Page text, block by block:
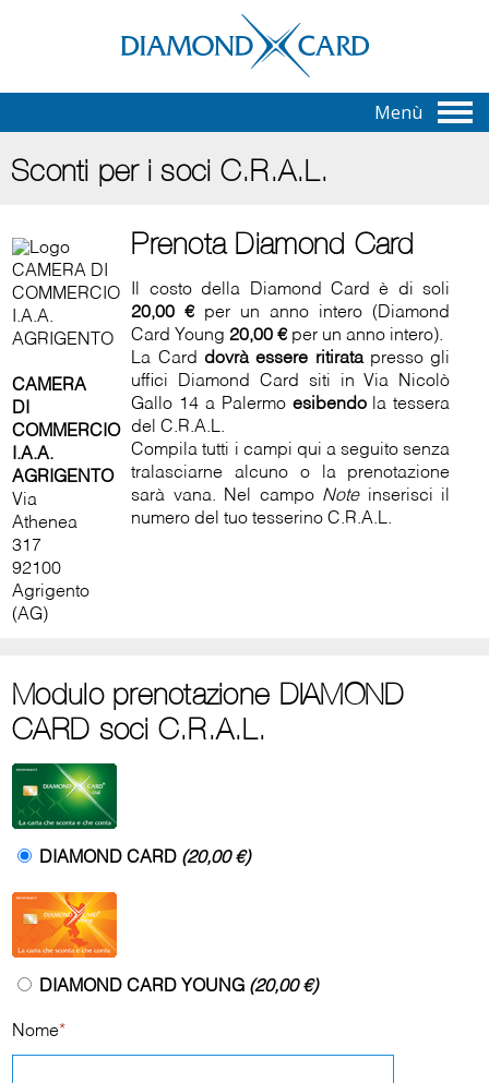
Menù
Sconti per i soci C.R.A.L.
CAMERA
DI
COMMERCIO
I.A.A.
AGRIGENTO
Via
Athenea
317
92100
Agrigento
(AG)
Prenota Diamond Card
Il costo della Diamond Card è di soli
20,00 €per un anno intero (Diamond
Card Young20,00 €per un anno intero).
La Card dovrà essere ritiratapresso gli
uffici Diamond Card siti in Via Nicolò
Gallo 14 a Palermo esibendola tessera
del C.R.A.L.
Compila tutti i campi qui a seguito senza
tralasciarne alcuno o la prenotazione
sarà vana. Nel campo Noteinserisci il
numero del tuo tesserino C.R.A.L.
Modulo prenotazione DIAMOND
CARD soci C.R.A.L.
DIAMOND CARD (20,00 €)
DIAMOND CARD YOUNG (20,00 €)
Nome*